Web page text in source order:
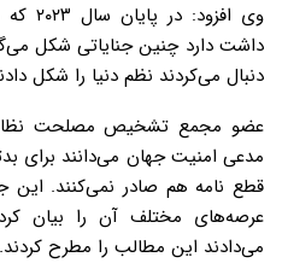
وی
داشت دارد چنین جنایاتی شکل
دنبال می‌کردند نظم دنیا را شکل
عضو مجمع تشخیص مصلحت نظام
مدعی امنیت جهان می‌دانند برای
قطع نامه هم صادر نمی‌کنند.
عرصه‌های مختلف آن را بیان
می‌دادند این مطالب را مطرح کردند.